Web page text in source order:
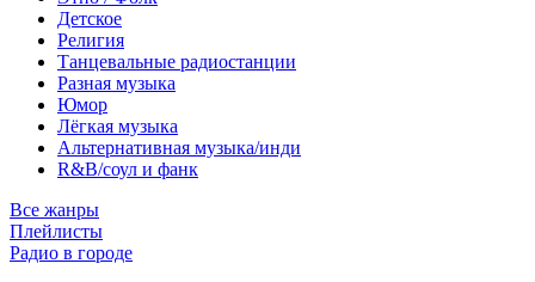
Детское
Религия
Танцевальные радиостанции
Разная музыка
Юмор
Лёгкая музыка
Альтернативная музыка/инди
R&B/cоул и фанк
Все жанры
Плейлисты
Радио в городе